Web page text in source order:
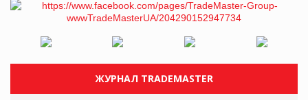
ЖУРНАЛ TRADEMASTER